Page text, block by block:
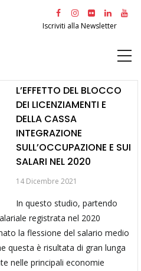
Iscriviti alla Newsletter
L’EFFETTO DEL BLOCCO
DEI LICENZIAMENTI E
DELLA CASSA
INTEGRAZIONE
SULL’OCCUPAZIONE E SUI
SALARI NEL 2020
14 Dicembre 2021
In questo studio, partendo
registrata nel 2020
la flessione del salario medio
questa è risultata di gran lunga
nelle principali economie